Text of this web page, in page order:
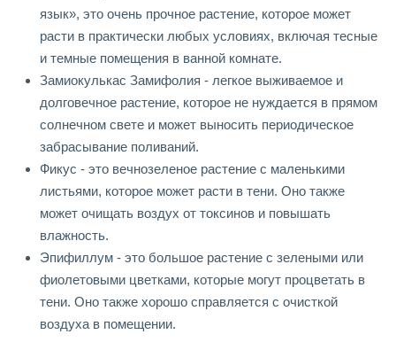
язык», это очень прочное растение, которое может
расти в практически любых условиях, включая тесные
и темные помещения в ванной комнате.
Замиокулькас Замифолия - легкое выживаемое и
долговечное растение, которое не нуждается в прямом
солнечном свете и может выносить периодическое
забрасывание поливаний.
Фикус - это вечнозеленое растение с маленькими
листьями, которое может расти в тени. Оно также
может очищать воздух от токсинов и повышать
влажность.
Эпифиллум - это большое растение с зелеными или
фиолетовыми цветками, которые могут процветать в
тени. Оно также хорошо справляется с очисткой
воздуха в помещении.